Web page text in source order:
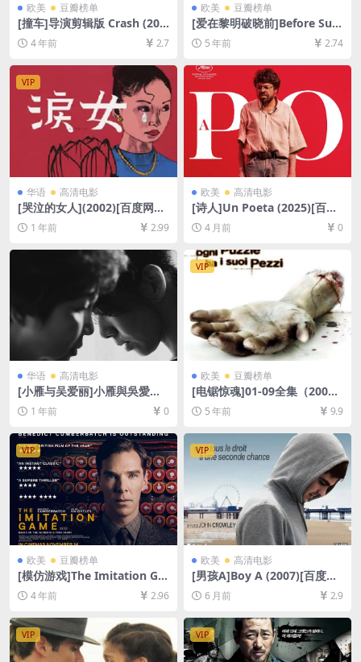
欧美 豆瓣榜单
[撞车]导演剪辑版 Crash (200
4)[百度网盘+迅雷云盘资源10
80P超清未删减][MP4/7.4GB]
[中英字幕]
4 年前 2.7
欧美 豆瓣榜单
[爱在黎明破晓前]Before Sun
rise (1995)[百度网盘+迅雷云
盘资源1080P超清未删减][MP
4/6.4GB][中英字幕]
5 年前 2.74
VIP
华语 高清电影
[哭泣的女人](2002)[百度网盘
+夸克网盘DVD高清未删减资
源][网盘在线播放/下载][MP4/
1 年前 2.99
欧美 高清电影
[诗人]Un Poeta (2025)[百度
网盘+夸克网盘1080P超清未
删减资源][网盘在线播放/下
4 月前 0
华语 高清电影
[小雁与吴爱丽]小雁與吳愛麗
(2024)[百度网盘+夸克网盘10
80P超清未删减资源][网盘在
线播放/下载][MP4/7.5GB][中
文字幕]
1 年前 0
VIP
欧美 豆瓣榜单
[电锯惊魂]01-09全集（2004-
2021）[百度网盘+迅雷云盘资
源1080P超清未删减][MP4/48
GB][中英字幕]
5 年前 9.9
VIP
欧美 豆瓣榜单
[模仿游戏]The Imitation Ga
me (2014)[百度网盘+迅雷云
盘资源1080P超清未删减][MP
4/7.3GB][中英字幕]
4 年前 2.96
VIP
欧美 高清电影
[男孩A]Boy A (2007)[百度网
盘+夸克网盘1080P超清未删
减资源][网盘在线播放/下载]
[MP4/7GB][中英字幕]
6 月前 2.9
VIP VIP